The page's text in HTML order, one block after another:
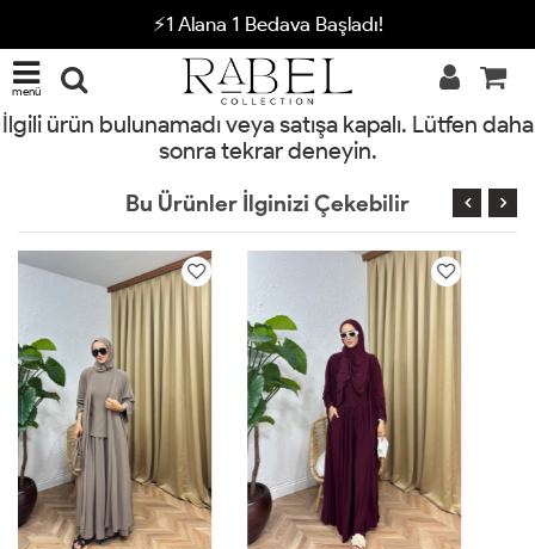
⚡1 Alana 1 Bedava Başladı!
menü
İlgili ürün bulunamadı veya satışa kapalı. Lütfen daha
sonra tekrar deneyin.
Bu Ürünler İlginizi Çekebilir